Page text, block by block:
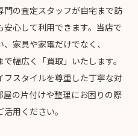
の査定スタッフが自宅まで訪
心して利用できます。当店で
家具や家電だけでなく、
幅広く「買取」いたします。
スタイルを尊重した丁寧な対
の片付けや整理にお困りの際
用ください。